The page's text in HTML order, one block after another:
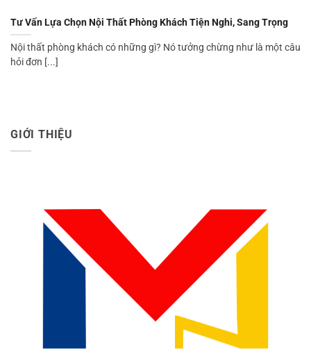
Tư Vấn Lựa Chọn Nội Thất Phòng Khách Tiện Nghi, Sang Trọng
Nội thất phòng khách có những gì? Nó tưởng chừng như là một câu
hỏi đơn [...]
GIỚI THIỆU